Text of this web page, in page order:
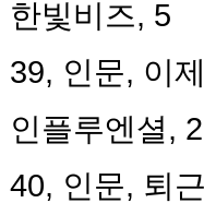
한빛비즈, 5
39, 인문, 이
인플루엔셜, 2
40, 인문, 퇴